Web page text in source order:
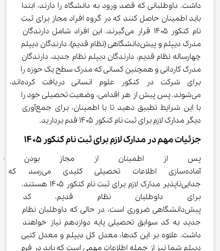
داشت. داوطلبانی که قصد ورود به دانشگاه را دارند، ابتدا
باید اطمینان حاصل کنند که در گروه افراد مجاز برای ثبت
نام کنکور ۱۴۰۵ قرار می‌گیرند. این افراد شامل دارندگان
مدرک دیپلم و پیش‌دانشگاهی (نظام قدیم)، دارندگان دیپلم
چهارساله نظام قدیم، دارندگان دیپلم نظام جدید، دارندگان
مدرک کاردانی و همچنین کسانی که مدرک سطح یک حوزه را
برای شرکت در کنکور علوم انسانی دریافت کرده‌اند،
می‌شوند. پس پیش از هر اقدامی، وضعیت تحصیلی خود را
با این شرایط تطبیق دهید تا با اطمینان، برای جمع‌آوری
دیگر مدارک لازم برای ثبت نام کنکور ۱۴۰۵ قدم بردارید.
جزئیات مهم در مدارک لازم برای ثبت نام کنکور ۱۴۰۵
پس از اطمینان از مجاز بودن
آماده‌سازی اطلاعات تحصیلی
جدایی‌ناپذیر مدارک لازم برای ثبت نام کنکور ۱۴۰۵ هستند.
برای داوطلبان نظام قدیم، کد
پیش‌دانشگاهی ضروری است، در حالی که داوطلبان نظام
جدید به کد سوابق تحصیلی پایه دوازدهم نیاز خواهند
داشت. علاوه بر این کدها، معدل کل دیپلم و معدل کتبی
دیپلم شما نیز از جمله اطلاعات مهمی است که باید در فرم